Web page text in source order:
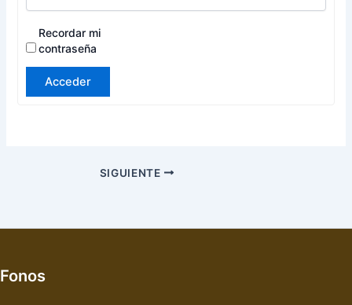
Recordar mi
contraseña
Acceder
SIGUIENTE
Fonos